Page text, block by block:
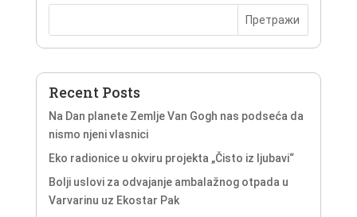
Recent Posts
Na Dan planete Zemlje Van Gogh nas podseća da
nismo njeni vlasnici
Eko radionice u okviru projekta „Čisto iz ljubavi“
Bolji uslovi za odvajanje ambalažnog otpada u
Varvarinu uz Ekostar Pak